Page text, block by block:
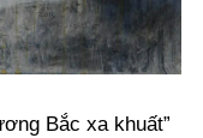
Bắc xa khuất”